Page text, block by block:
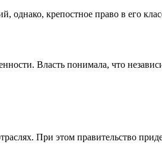
крепостное право в его
Власть понимала, что
При этом правительство